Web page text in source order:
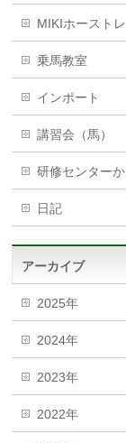
MIKIホースト
乗馬教室
インポート
講習会（馬）
研修センター
日記
アーカイブ
2025年
2024年
2023年
2022年